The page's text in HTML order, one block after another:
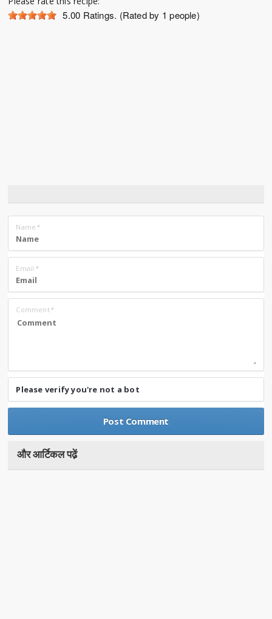
5.00 Ratings. (Rated by 1 people)
Name *
Email *
Comment*
Please verify you're not a bot
और आर्टिकल पढे़ं